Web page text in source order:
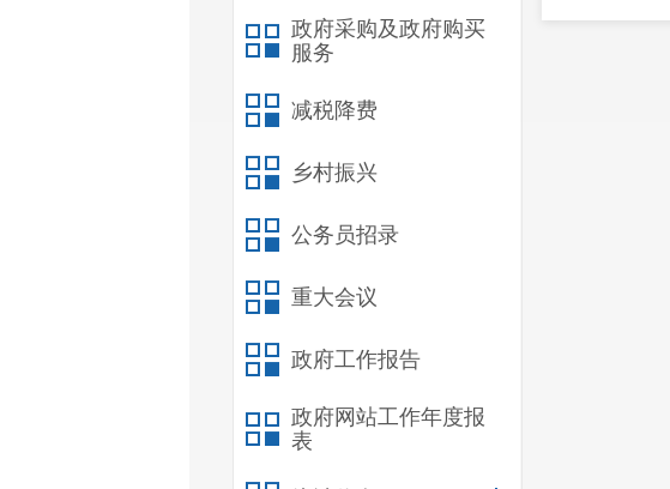
政府采购及政府购买
服务
减税降费
乡村振兴
公务员招录
重大会议
政府工作报告
政府网站工作年度报
表